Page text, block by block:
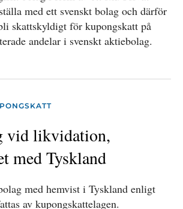
med ett svenskt bolag och därför
skattskyldigt för kupongskatt på
andelar i svenskt aktiebolag.
vid likvidation,
med Tyskland
med hemvist i Tyskland enligt
av kupongskattelagen.